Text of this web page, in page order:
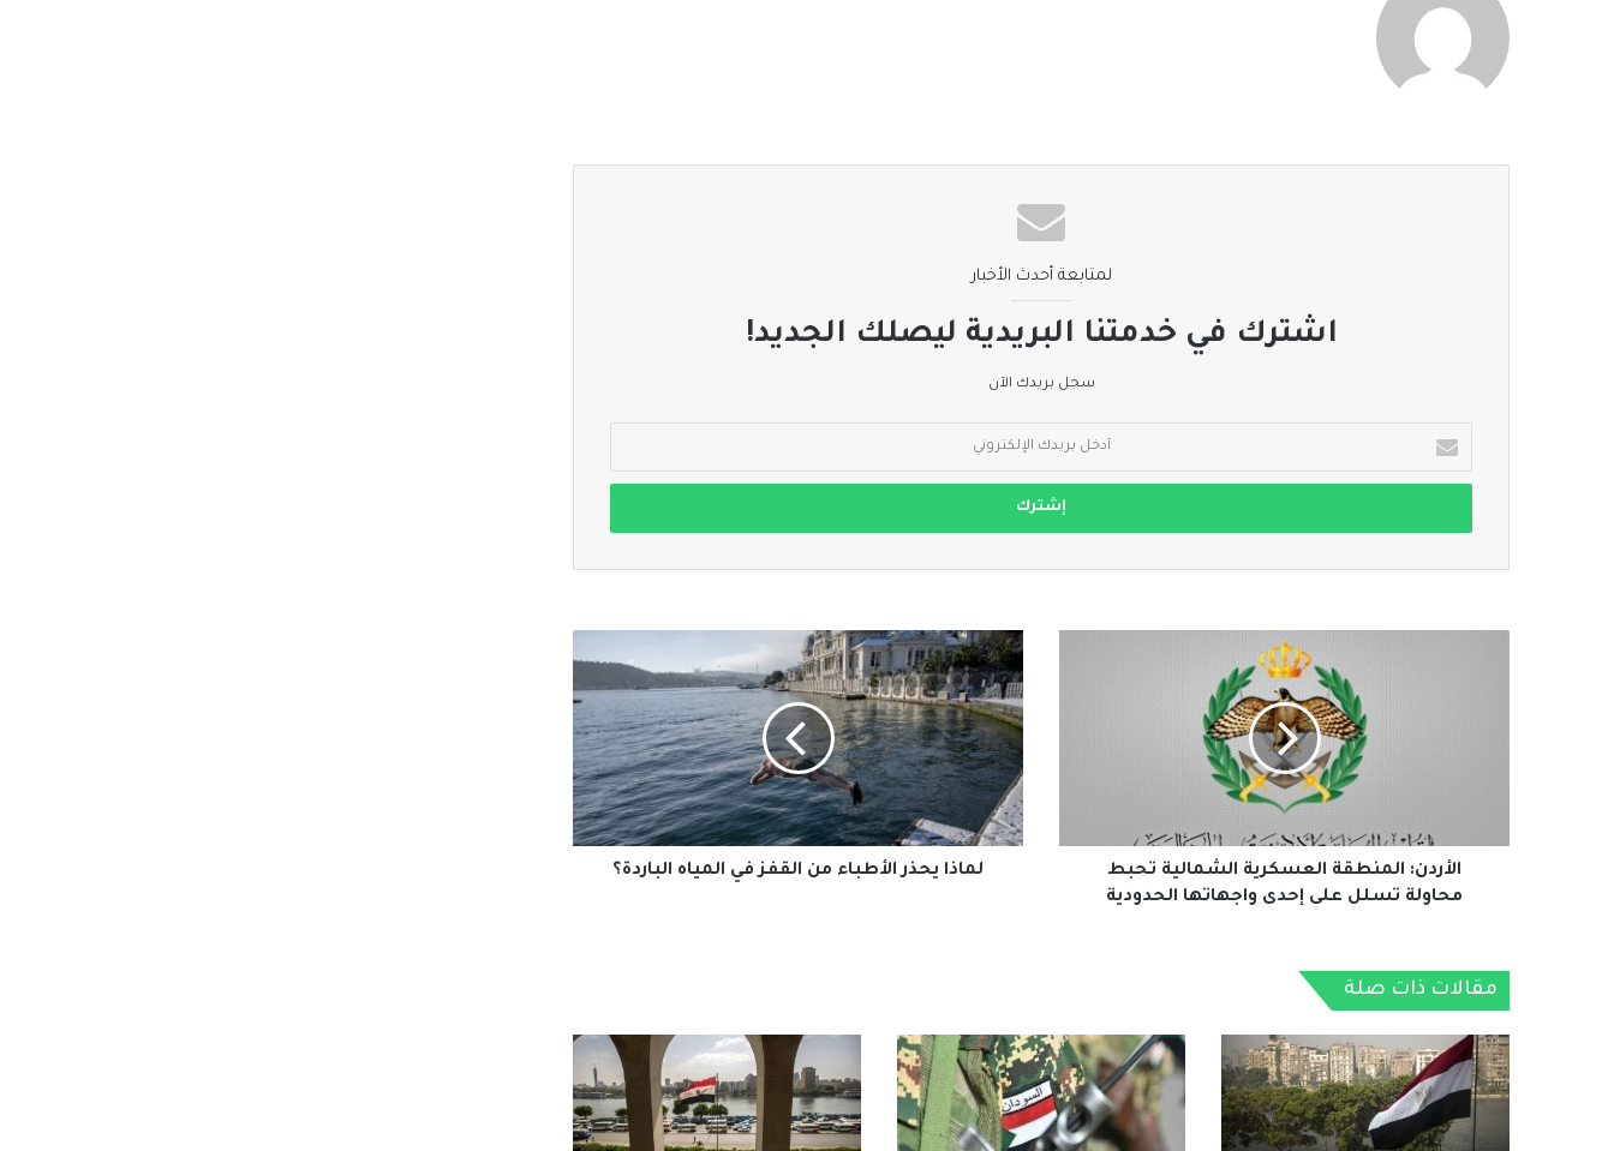
لمتابعة أحدث الأخبار
اشترك في خدمتنا البريدية ليصلك الجديد!
سجل بريدك الآن
بريدك
الإلكتروني
إحدى
واجهاتها
الحدودية
الأردن: المنطقة العسكرية الشمالية تحبط
محاولة تسلل على إحدى واجهاتها الحدودية
لماذا
يحذر
الأطباء
من
القفز
في
المياه
الباردة؟
لماذا يحذر الأطباء من القفز في المياه الباردة؟
مقالات ذات صلة